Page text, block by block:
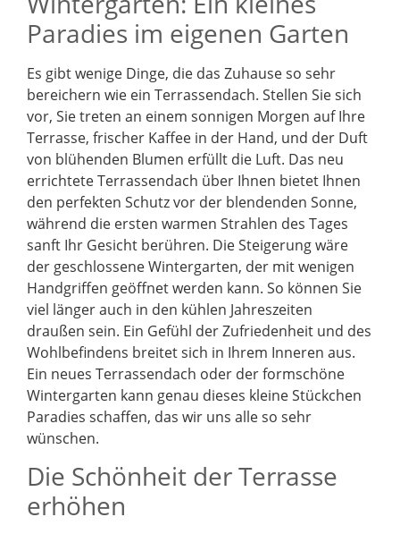
Paradies im eigenen Garten
Es gibt wenige Dinge, die das Zuhause so sehr
bereichern wie ein Terrassendach. Stellen Sie sich
vor, Sie treten an einem sonnigen Morgen auf Ihre
Terrasse, frischer Kaffee in der Hand, und der Duft
von blühenden Blumen erfüllt die Luft. Das neu
errichtete Terrassendach über Ihnen bietet Ihnen
den perfekten Schutz vor der blendenden Sonne,
während die ersten warmen Strahlen des Tages
sanft Ihr Gesicht berühren. Die Steigerung wäre
der geschlossene Wintergarten, der mit wenigen
Handgriffen geöffnet werden kann. So können Sie
viel länger auch in den kühlen Jahreszeiten
draußen sein. Ein Gefühl der Zufriedenheit und des
Wohlbefindens breitet sich in Ihrem Inneren aus.
Ein neues Terrassendach oder der formschöne
Wintergarten kann genau dieses kleine Stückchen
Paradies schaffen, das wir uns alle so sehr
wünschen.
Die Schönheit der Terrasse
erhöhen